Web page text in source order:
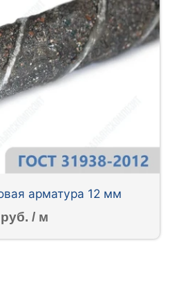
арматура 12 мм
/ м